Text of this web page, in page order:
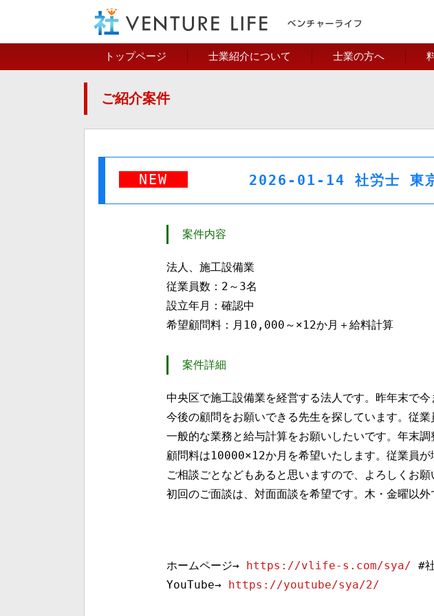
トップページ 士業紹介について 士業の方へ
ご紹介案件
NEW 2026-01-14 社労士 東
案件内容
法人、施工設備業
従業員数：2～3名
設立年月：確認中
希望顧問料：月10,000～×12か月＋給料計算
案件詳細
中央区で施工設備業を経営する法人です。昨年末で
今後の顧問をお願いできる先生を探しています。従業
一般的な業務と給与計算をお願いしたいです。年末調
顧問料は10000×12か月を希望いたします。従業員が
ご相談ごとなどもあると思いますので、よろしくお願
初回のご面談は、対面面談を希望です。木・金曜以外
ホームページ→ https://vlife-s.com/sya/ #
YouTube→ https://youtube/sya/2/